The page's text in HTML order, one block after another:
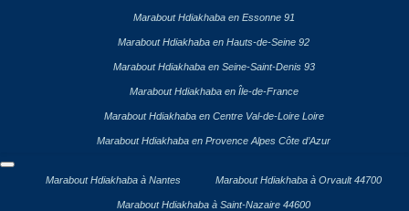
Marabout Hdiakhaba en Essonne 91
Marabout Hdiakhaba en Hauts-de-Seine 92
Marabout Hdiakhaba en Seine-Saint-Denis 93
Marabout Hdiakhaba en Île-de-France
Marabout Hdiakhaba en Centre Val-de-Loire Loire
Marabout Hdiakhaba en Provence Alpes Côte d’Azur
Marabout Hdiakhaba à Nantes Marabout Hdiakhaba à Orvault 44700
Marabout Hdiakhaba à Saint-Nazaire 44600